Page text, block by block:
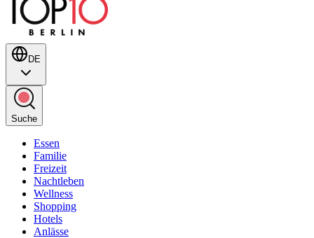
DE
Suche
Essen
Familie
Freizeit
Nachtleben
Wellness
Shopping
Hotels
Anlässe